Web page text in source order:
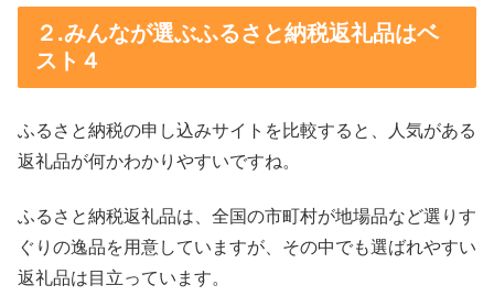
２.みんなが選ぶふるさと納税返礼品はベ
スト４
ふるさと納税の申し込みサイトを比較すると、人気がある
返礼品が何かわかりやすいですね。
ふるさと納税返礼品は、全国の市町村が地場品など選りす
ぐりの逸品を用意していますが、その中でも選ばれやすい
返礼品は目立っています。